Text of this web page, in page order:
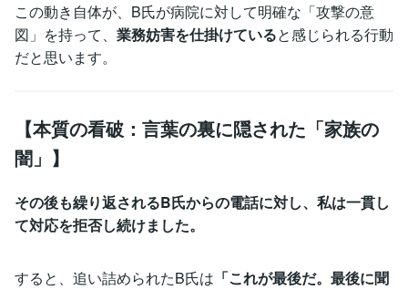
この動き自体が、B氏が病院に対して明確な「攻撃の意
図」を持って、 業務妨害を仕掛けていると感じられる行動
だと思います。
【本質の看破：言葉の裏に隠された「家族の
闇」】
その後も繰り返されるB氏からの電話に対し、私は一貫し
て対応を拒否し続けました。
すると、追い詰められたB氏は 「これが最後だ。最後に聞